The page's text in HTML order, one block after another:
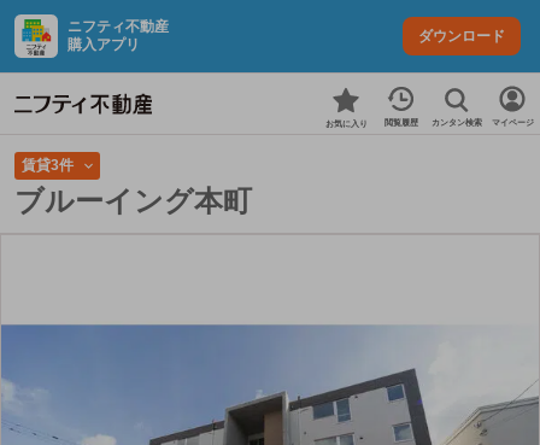
ニフティ不動産
購入アプリ
ダウンロード
お気に入り 閲覧履歴 カンタン検索 マイページ
賃貸3件
ブルーイング本町